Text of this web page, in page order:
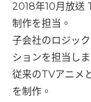
2018年10月放送
制作を担当。
子会社のロジッ
ションを担当しま
従来のTVアニメ
を制作。